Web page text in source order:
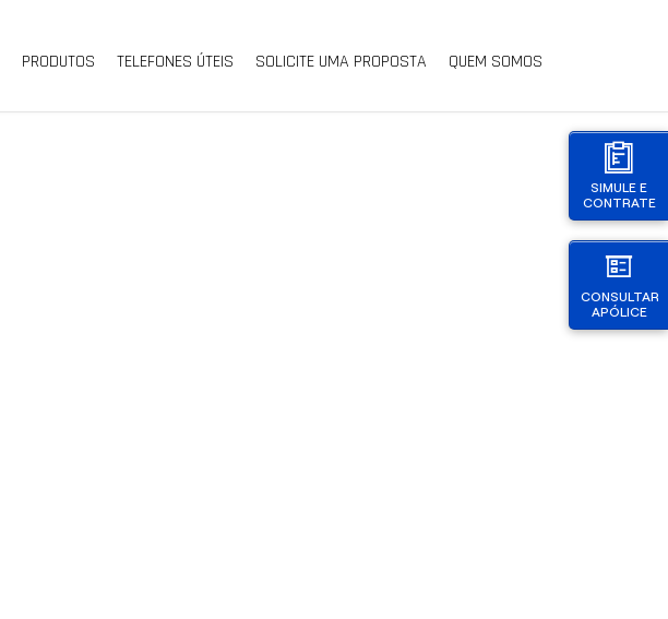
SIMULE E
CONTRATE
CONSULTAR
APÓLICE
PRODUTOS TELEFONES ÚTEIS SOLICITE UMA PROPOSTA QUEM SOMOS